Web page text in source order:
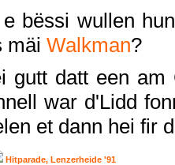
e bëssi wullen
mäi Walkman?
gutt datt een am
war d'Lidd
et dann hei fir
Hitparade, Lenzerheide '91